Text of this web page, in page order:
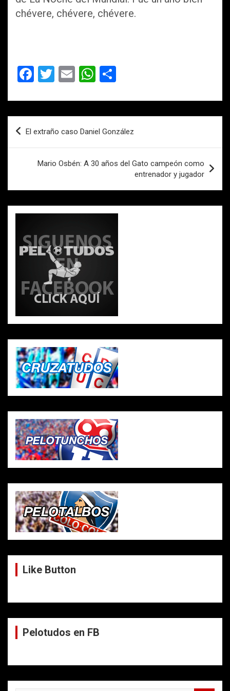
chévere, chévere, chévere.
F
ce
o
o
k
T
tt
E
ail
W
at
s
A
p
p
m
p
ar
tir
Navegación
de
El extraño caso Daniel González
Mario Osbén: A 30 años del Gato campeón como
entrenador y jugador
Like Button
Pelotudos en FB